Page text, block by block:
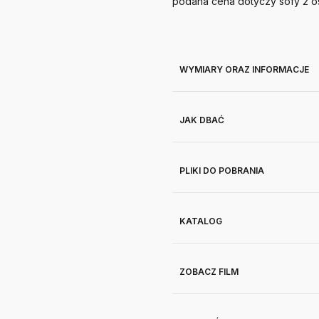
WYMIARY ORAZ INFORMACJE
JAK DBAĆ
PLIKI DO POBRANIA
KATALOG
ZOBACZ FILM